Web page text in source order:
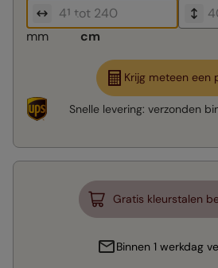
mm cm
Krijg meteen een
Snelle levering: verzonden
Gratis kleurstalen
Binnen 1 werkdag